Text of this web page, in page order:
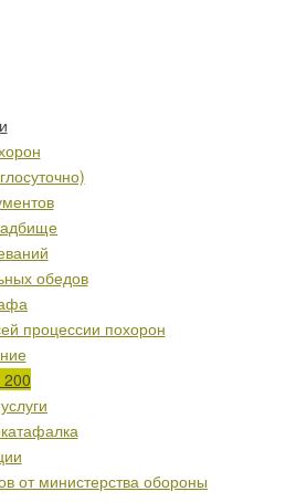
обедов
процессии похорон
200
от министерства обороны